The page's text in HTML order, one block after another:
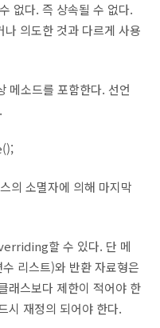
없다. 즉 상속될 수 없다.
의도한 것과 다르게 사용
소드를 포함한다. 선언
의 소멸자에 의해 마지막
할 수 있다. 단 메
리스트)와 반환 자료형은
래스보다 제한이 적어야 한
시 재정의 되어야 한다.